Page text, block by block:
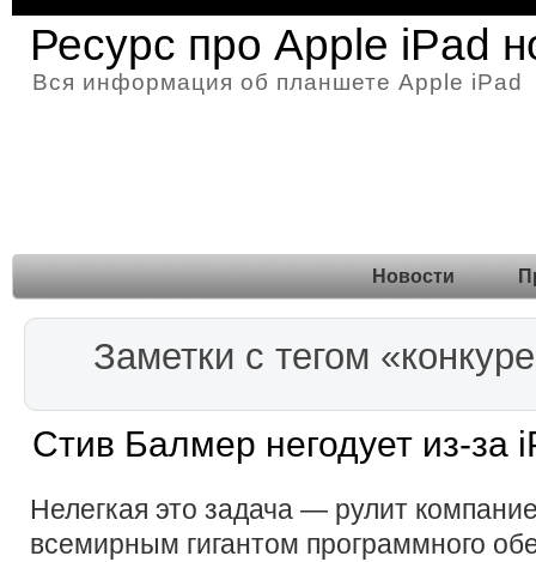
Ресурс про Apple iPad
Вся информация об планшете Apple iPad
Новости
Заметки с тегом
Стив Балмер негодует из-за
Нелегкая это задача — рулит
всемирным гигантом программного